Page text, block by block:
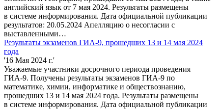
английский язык от 7 мая 2024. Результаты размещены
в системе информирования. Дата официальной публикации
результатов: 20.05.2024 Апелляцию о несогласии с
выставленными…
Результаты экзаменов ГИА-9, прошедших 13 и 14 мая 2024
года
'16 Мая 2024 г.'
Уважаемые участники досрочного периода проведения
ГИА-9. Получены результаты экзаменов ГИА-9 по
математике, химии, информатике и обществознанию,
прошедших 13 и 14 мая 2024 года. Результаты размещены
в системе информирования. Дата официальной публикации